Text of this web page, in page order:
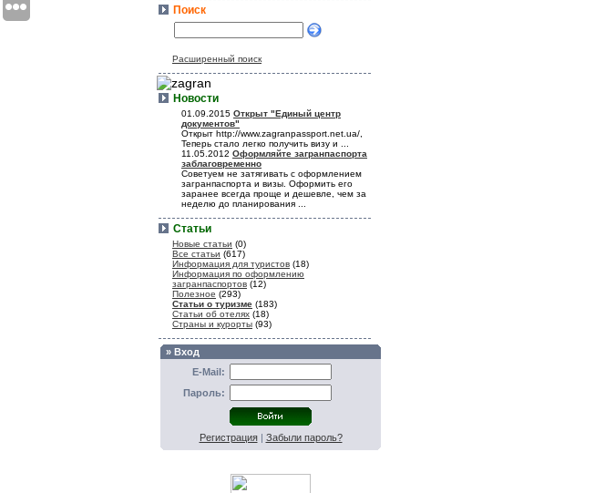
Поиск
Расширенный поиск
Новости
01.09.2015 Открыт "Единый центр
документов"
Открыт http://www.zagranpassport.net.ua/,
Теперь стало легко получить визу и ...
11.05.2012 Оформляйте загранпаспорта
заблаговременно
Советуем не затягивать с оформлением
загранпаспорта и визы. Оформить его
заранее всегда проще и дешевле, чем за
неделю до планирования ...
Статьи
Новые статьи (0)
Все статьи (617)
Информация для туристов (18)
Информация по оформлению
загранпаспортов (12)
Полезное (293)
Статьи о туризме (183)
Статьи об отелях (18)
Страны и курорты (93)
» Вход
E-Mail:
Пароль:
Регистрация| Забыли пароль?